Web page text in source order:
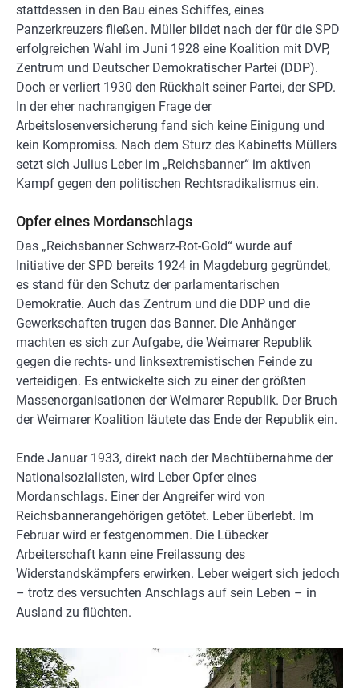
stattdessen in den Bau eines Schiffes, eines
Panzerkreuzers fließen. Müller bildet nach der für die SPD
erfolgreichen Wahl im Juni 1928 eine Koalition mit DVP,
Zentrum und Deutscher Demokratischer Partei (DDP).
Doch er verliert 1930 den Rückhalt seiner Partei, der SPD.
In der eher nachrangigen Frage der
Arbeitslosenversicherung fand sich keine Einigung und
kein Kompromiss. Nach dem Sturz des Kabinetts Müllers
setzt sich Julius Leber im „Reichsbanner“ im aktiven
Kampf gegen den politischen Rechtsradikalismus ein.
Opfer eines Mordanschlags
Das „Reichsbanner Schwarz-Rot-Gold“ wurde auf
Initiative der SPD bereits 1924 in Magdeburg gegründet,
es stand für den Schutz der parlamentarischen
Demokratie. Auch das Zentrum und die DDP und die
Gewerkschaften trugen das Banner. Die Anhänger
machten es sich zur Aufgabe, die Weimarer Republik
gegen die rechts- und linksextremistischen Feinde zu
verteidigen. Es entwickelte sich zu einer der größten
Massenorganisationen der Weimarer Republik. Der Bruch
der Weimarer Koalition läutete das Ende der Republik ein.
Ende Januar 1933, direkt nach der Machtübernahme der
Nationalsozialisten, wird Leber Opfer eines
Mordanschlags. Einer der Angreifer wird von
Reichsbannerangehörigen getötet. Leber überlebt. Im
Februar wird er festgenommen. Die Lübecker
Arbeiterschaft kann eine Freilassung des
Widerstandskämpfers erwirken. Leber weigert sich jedoch
– trotz des versuchten Anschlags auf sein Leben – in
Ausland zu flüchten.